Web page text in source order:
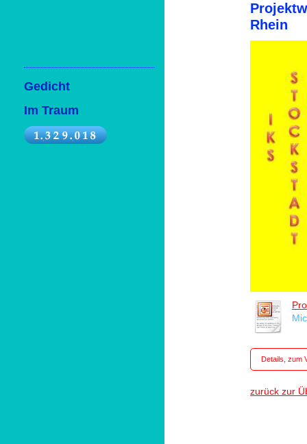
Rhein
Details, zum
zurück zur
Gedicht
Im Traum